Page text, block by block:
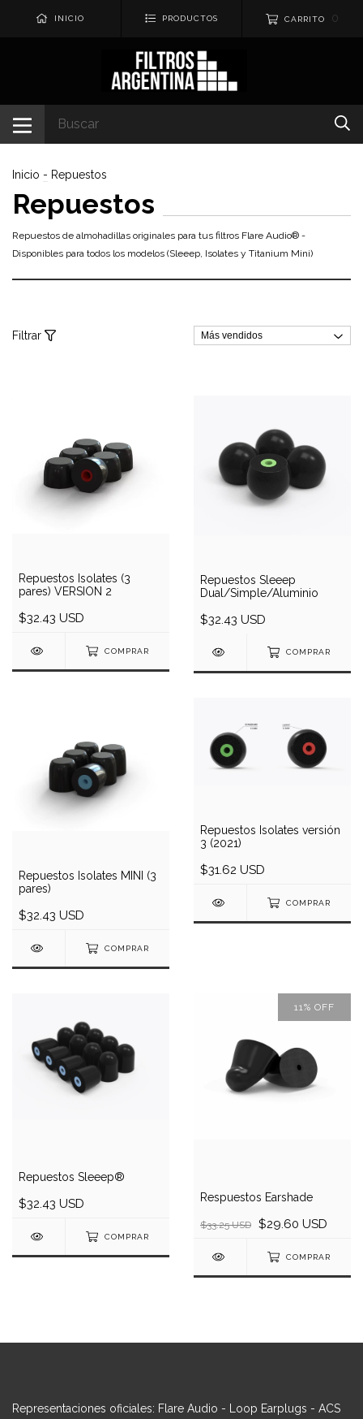
INICIO PRODUCTOS CARRITO 0
Inicio - Repuestos
Repuestos
Repuestos de almohadillas originales para tus filtros Flare Audio® -
Disponibles para todos los modelos (Sleeep, Isolates y Titanium Mini)
Filtrar
Repuestos Isolates (3
pares) VERSION 2
$32.43 USD
COMPRAR
Repuestos Sleeep
Dual/Simple/Aluminio
$32.43 USD
COMPRAR
Repuestos Isolates MINI (3
pares)
$32.43 USD
COMPRAR
Repuestos Isolates versión
3 (2021)
$31.62 USD
COMPRAR
Repuestos Sleeep®
$32.43 USD
COMPRAR
11% OFF
Respuestos Earshade
$33.25 USD $29.60 USD
COMPRAR
Representaciones oficiales: Flare Audio - Loop Earplugs - ACS